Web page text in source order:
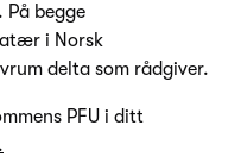
På begge
i Norsk
delta som rådgiver.
PFU i ditt